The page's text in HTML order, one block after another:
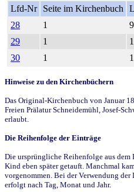
Lfd-Nr
Seite im Kirchenbuch
28
1 9
29
1
30
1
Hinweise zu den Kirchenbüchern
Das Original-Kirchenbuch von Januar
Freien Prälatur Schneidemühl, Josef-
erlaubt.
Die Reihenfolge der Einträge
Die ursprüngliche Reihenfolge aus dem
Kind eben später getauft. Manchmal
vorgenommen. Bei der Verwendung
erfolgt nach Tag, Monat und Jahr.